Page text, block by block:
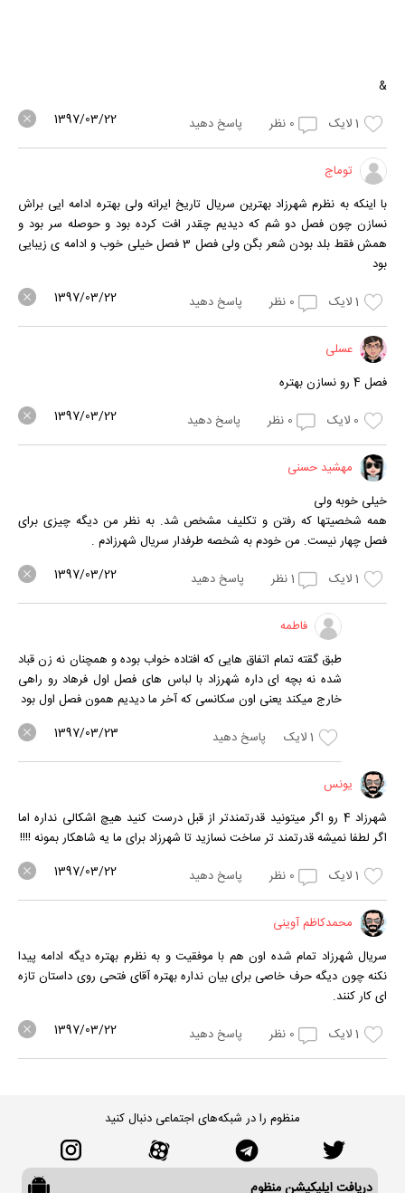
&
1لایک 0 نظر پاسخ دهید 1397/03/22
توماج
با اینکه به نظرم شهرزاد بهترین سریال تاریخ ایرانه ولی بهتره ادامه ایی براش
نسازن چون فصل دو شم که دیدیم چقدر افت کرده بود و حوصله سر بود و
همش فقط بلد بودن شعر بگن ولی فصل 3 فصل خیلی خوب و ادامه ی زیبایی
بود
1لایک 0 نظر پاسخ دهید 1397/03/22
عسلی
فصل 4 رو نسازن بهتره
0 لایک 0 نظر پاسخ دهید 1397/03/22
مهشید حسنی
خیلی خوبه ولی
همه شخصیتها که رفتن و تکلیف مشخص شد. به نظر من دیگه چیزی برای
فصل چهار نیست. من خودم به شخصه طرفدار سریال شهرزادم .
1لایک 1نظر پاسخ دهید 1397/03/22
فاطمه
طبق گقته تمام اتفاق هایی که افتاده خواب بوده و همچنان نه زن قباد
شده نه بچه ای داره شهرزاد با لباس های فصل اول فرهاد رو راهی
خارج میکند یعنی اون سکانسی که آخر ما دیدیم همون فصل اول بود
1لایک پاسخ دهید 1397/03/23
یونس
شهرزاد 4 رو اگر میتونید قدرتمندتر از قبل درست کنید هیچ اشکالی نداره اما
اگر لطفا نمیشه قدرتمند تر ساخت نسازید تا شهرزاد برای ما یه شاهکار بمونه !!!!
1لایک 0 نظر پاسخ دهید 1397/03/22
محمدکاظم آوینی
سریال شهرزاد تمام شده اون هم با موفقیت و به نظرم بهتره دیگه ادامه پیدا
نکنه چون دیگه حرف خاصی برای بیان نداره بهتره آقای فتحی روی داستان تازه
ای کار کنند.
1لایک 0 نظر پاسخ دهید 1397/03/22
منظوم را در شبکه‌های اجتماعی دنبال کنید
دریافت اپلیکیشن منظوم